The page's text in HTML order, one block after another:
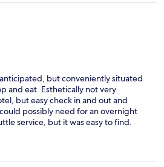
but conveniently situated
and eat. Esthetically not very
but easy check in and out and
possibly need for an overnight
service, but it was easy to find.